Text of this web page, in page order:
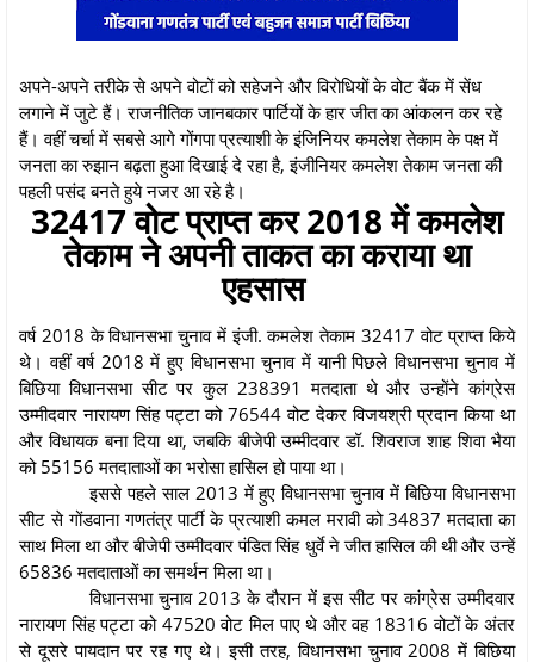
अपने-अपने तरीके से अपने वोटों को सहेजने और विरोधियों के वोट बैंक में सेंध
लगाने में जुटे हैं। राजनीतिक जानबकार पार्टियों के हार जीत का आंकलन कर रहे
हैं। वहीं चर्चा में सबसे आगे गोंगपा प्रत्याशी के इंजिनियर कमलेश तेकाम के पक्ष में
जनता का रुझान बढ़ता हुआ दिखाई दे रहा है, इंजीनियर कमलेश तेकाम जनता की
पहली पसंद बनते हुये नजर आ रहे है।
32417 वोट प्राप्त कर 2018 में कमलेश
तेकाम ने अपनी ताकत का कराया था
एहसास
वर्ष 2018 के विधानसभा चुनाव में इंजी. कमलेश तेकाम 32417 वोट प्राप्त किये
थे। वहीं वर्ष 2018 में हुए विधानसभा चुनाव में यानी पिछले विधानसभा चुनाव में
बिछिया विधानसभा सीट पर कुल 238391 मतदाता थे और उन्होंने कांग्रेस
उम्मीदवार नारायण सिंह पट्टा को 76544 वोट देकर विजयश्री प्रदान किया था
और विधायक बना दिया था, जबकि बीजेपी उम्मीदवार डॉ. शिवराज शाह शिवा भैया
को 55156 मतदाताओं का भरोसा हासिल हो पाया था।
इससे पहले साल 2013 में हुए विधानसभा चुनाव में बिछिया विधानसभा
सीट से गोंडवाना गणतंत्र पार्टी के प्रत्याशी कमल मरावी को 34837 मतदाता का
साथ मिला था और बीजेपी उम्मीदवार पंडित सिंह धुर्वे ने जीत हासिल की थी और उन्हें
65836 मतदाताओं का समर्थन मिला था।
विधानसभा चुनाव 2013 के दौरान में इस सीट पर कांग्रेस उम्मीदवार
नारायण सिंह पट्टा को 47520 वोट मिल पाए थे और वह 18316 वोटों के अंतर
से दूसरे पायदान पर रह गए थे। इसी तरह, विधानसभा चुनाव 2008 में बिछिया